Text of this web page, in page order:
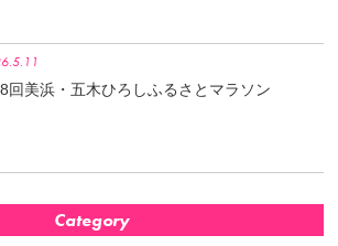
回美浜・五木ひろしふるさとマラソン
Category